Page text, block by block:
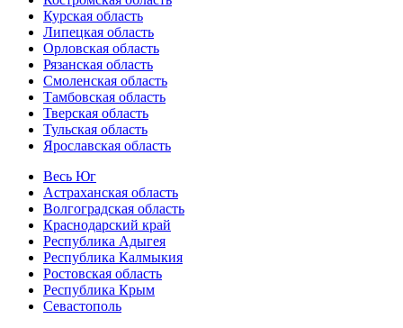
Курская область
Липецкая область
Орловская область
Рязанская область
Смоленская область
Тамбовская область
Тверская область
Тульская область
Ярославская область
Весь Юг
Астраханская область
Волгоградская область
Краснодарский край
Республика Адыгея
Республика Калмыкия
Ростовская область
Республика Крым
Севастополь